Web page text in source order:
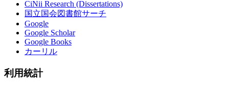
CiNii Research (Dissertations)
国立国会図書館サーチ
Google
Google Scholar
Google Books
カーリル
利用統計